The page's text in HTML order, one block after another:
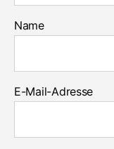
Name
E-Mail-Adresse